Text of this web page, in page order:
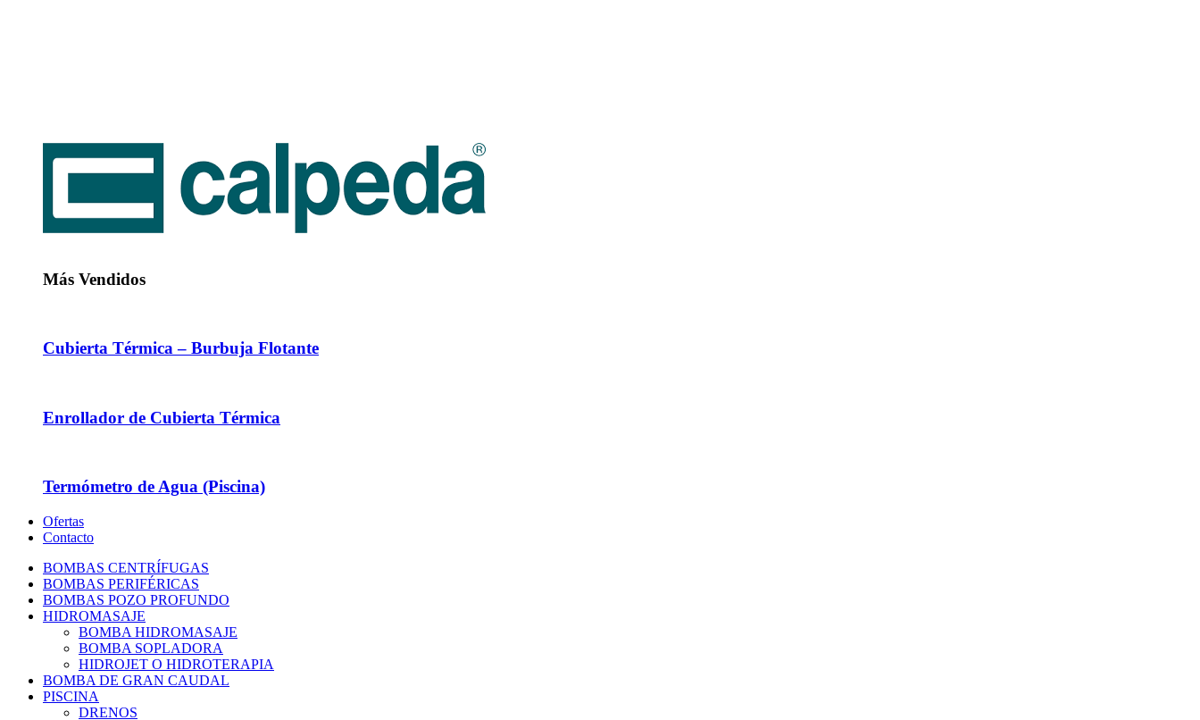
Más Vendidos
Cubierta Térmica – Burbuja Flotante
Enrollador de Cubierta Térmica
Termómetro de Agua (Piscina)
Ofertas
Contacto
BOMBAS CENTRÍFUGAS
BOMBAS PERIFÉRICAS
BOMBAS POZO PROFUNDO
HIDROMASAJE
BOMBA HIDROMASAJE
BOMBA SOPLADORA
HIDROJET O HIDROTERAPIA
BOMBA DE GRAN CAUDAL
PISCINA
DRENOS